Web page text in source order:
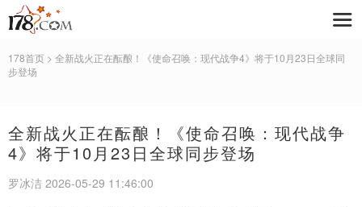
178首页 > 全新战火正在酝酿！《使命召唤：现代战争4》将于10月23日全球同
步登场
全新战火正在酝酿！《使命召唤：现代战争
4》将于10月23日全球同步登场
罗冰洁 2026-05-29 11:46:00